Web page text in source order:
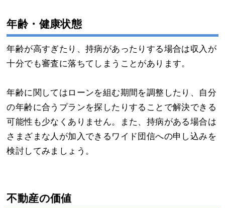
年齢・健康状態
年齢が高すぎたり、持病があったりする場合は収入が
十分でも審査に落ちてしまうことがあります。
年齢に関してはローンを組む期間を調整したり、自分
の年齢に合うプランを探したりすることで解決できる
可能性も少なくありません。また、持病がある場合は
さまざまな人が加入できるワイド団信への申し込みを
検討してみましょう。
不動産の価値